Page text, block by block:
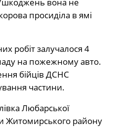
просиділа в ямі
робіт залучалося 4
на пожежному авто.
бійців ДСНС
частини.
Любарської
Житомирського району